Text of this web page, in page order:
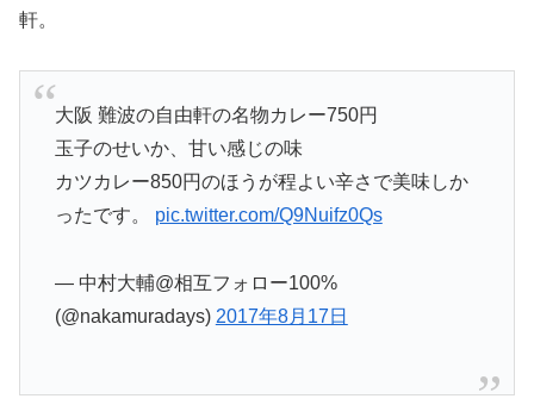
軒。
大阪 難波の自由軒の名物カレー750円
玉子のせいか、甘い感じの味
カツカレー850円のほうが程よい辛さで美味しか
ったです。 pic.twitter.com/Q9Nuifz0Qs
— 中村大輔@相互フォロー100%
(@nakamuradays) 2017年8月17日